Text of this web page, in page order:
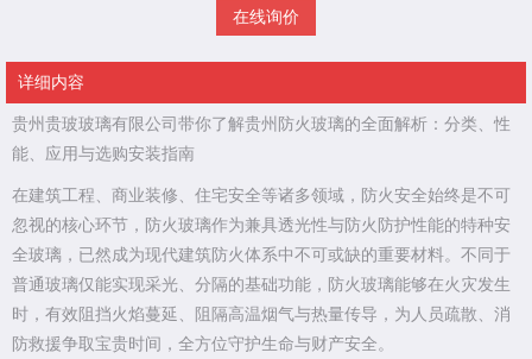
在线询价
详细内容
贵州贵玻玻璃有限公司带你了解贵州防火玻璃的全面解析：分类、性
能、应用与选购安装指南
在建筑工程、商业装修、住宅安全等诸多领域，防火安全始终是不可
忽视的核心环节，防火玻璃作为兼具透光性与防火防护性能的特种安
全玻璃，已然成为现代建筑防火体系中不可或缺的重要材料。不同于
普通玻璃仅能实现采光、分隔的基础功能，防火玻璃能够在火灾发生
时，有效阻挡火焰蔓延、阻隔高温烟气与热量传导，为人员疏散、消
防救援争取宝贵时间，全方位守护生命与财产安全。